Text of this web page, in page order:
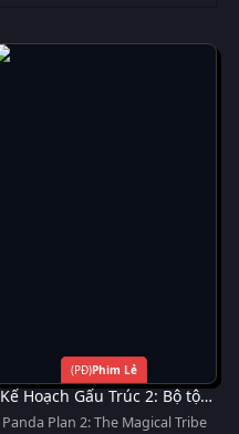
Phim Lẻ
Kế Hoạch Gấu Trúc 2: Bộ tộc
kỳ diệu
Panda Plan 2: The Magical Tribe